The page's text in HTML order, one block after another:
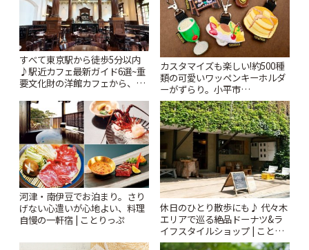
すべて東京駅から徒歩5分以内
♪駅近カフェ最新ガイド6選~重
要文化財の洋館カフェから、改
りっぷ
カスタマイズも楽しい!約500種
類の可愛いワッペンキーホルダ
ーがずらり。小平市
「Kimamaya T&K」 | ことりっ
ぷ
河津・南伊豆でお泊まり。さり
げない心遣いが心地よい、料理
自慢の一軒宿 | ことりっぷ
休日のひとり散歩にも♪ 代々木
エリアで巡る絶品ドーナツ&ラ
イフスタイルショップ | ことり
っぷ